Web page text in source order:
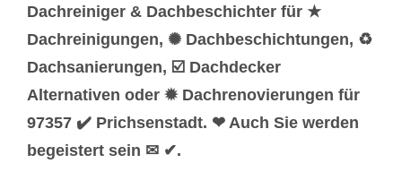
Dachreiniger & Dachbeschichter für ★
Dachreinigungen, ✺ Dachbeschichtungen, ♻
Dachsanierungen, ☑️ Dachdecker
Alternativen oder ✹ Dachrenovierungen für
97357 ✔️ Prichsenstadt. ❤ Auch Sie werden
begeistert sein ✉ ✔.